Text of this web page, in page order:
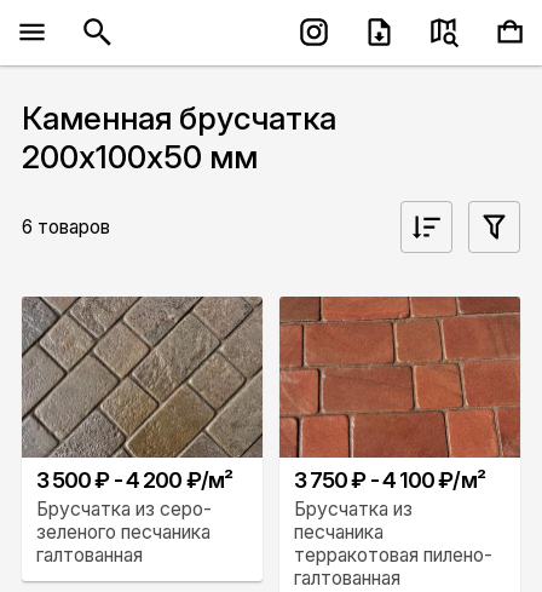
Каменная брусчатка
200х100х50 мм
6 товаров
3 500 ₽ - 4 200 ₽/м²
Брусчатка из серо-
зеленого песчаника
галтованная
3 750 ₽ - 4 100 ₽/м²
Брусчатка из
песчаника
терракотовая пилено-
галтованная